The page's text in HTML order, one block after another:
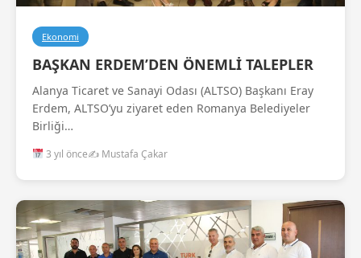
Ekonomi
BAŞKAN ERDEM’DEN ÖNEMLİ TALEPLER
Alanya Ticaret ve Sanayi Odası (ALTSO) Başkanı Eray
Erdem, ALTSO’yu ziyaret eden Romanya Belediyeler
Birliği…
3 yıl önce✍️ Mustafa Çakar